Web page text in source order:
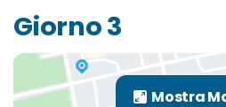
Giorno 3